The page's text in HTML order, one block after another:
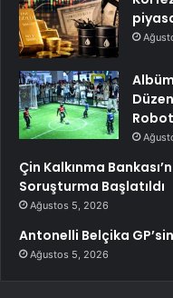
Çin Kalkınma
Soruşturma Başlatıldı
Ağustos 5, 2026
Antonelli Belçika
Ağustos 5, 2026